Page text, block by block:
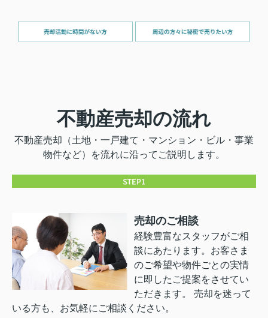
不動産売却の流れ
不動産売却（土地・一戸建て・マンション・ビル・事業
物件など）を流れに沿ってご説明します。
売却のご相談
経験豊富なスタッフがご相
談にあたります。お客さま
のご希望や物件ごとの実情
に即したご提案をさせてい
ただきます。 売却を迷って
いる方も、お気軽にご相談ください。